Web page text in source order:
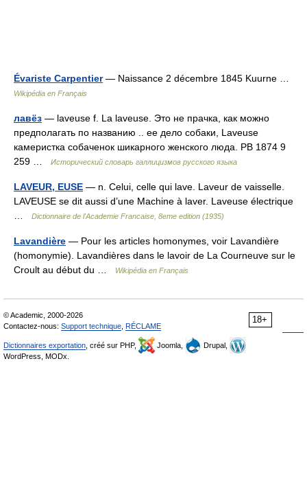
Évariste Carpentier— Naissance 2 décembre 1845 Kuurne …
Wikipédia en Français
лавёз — laveuse f. La laveuse. Это не прачка, как можно
предполагать по названию .. ее дело собаки, Laveuse
камеристка собаченок шикарного женского люда. РВ 1874 9
259 …
Исторический словарь галлицизмов русского языка
LAVEUR, EUSE — n. Celui, celle qui lave. Laveur de vaisselle.
LAVEUSE se dit aussi d’une Machine à laver. Laveuse électrique
Dictionnaire de l'Academie Francaise, 8eme edition (1935)
Lavandière — Pour les articles homonymes, voir Lavandière
(homonymie). Lavandières dans le lavoir de La Courneuve sur le
Croult au début du …
Wikipédia en Français
18+
© Academic, 2000-2026
Contactez-nous: Support technique RÉCLAME
Dictionnaires exportation , créé sur PHP, Joomla,
Drupal,
WordPress, MODx.